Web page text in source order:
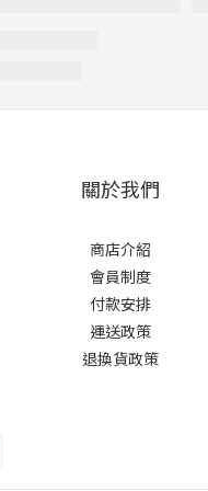
關於我們
商店介紹
會員制度
付款安排
運送政策
退換貨政策